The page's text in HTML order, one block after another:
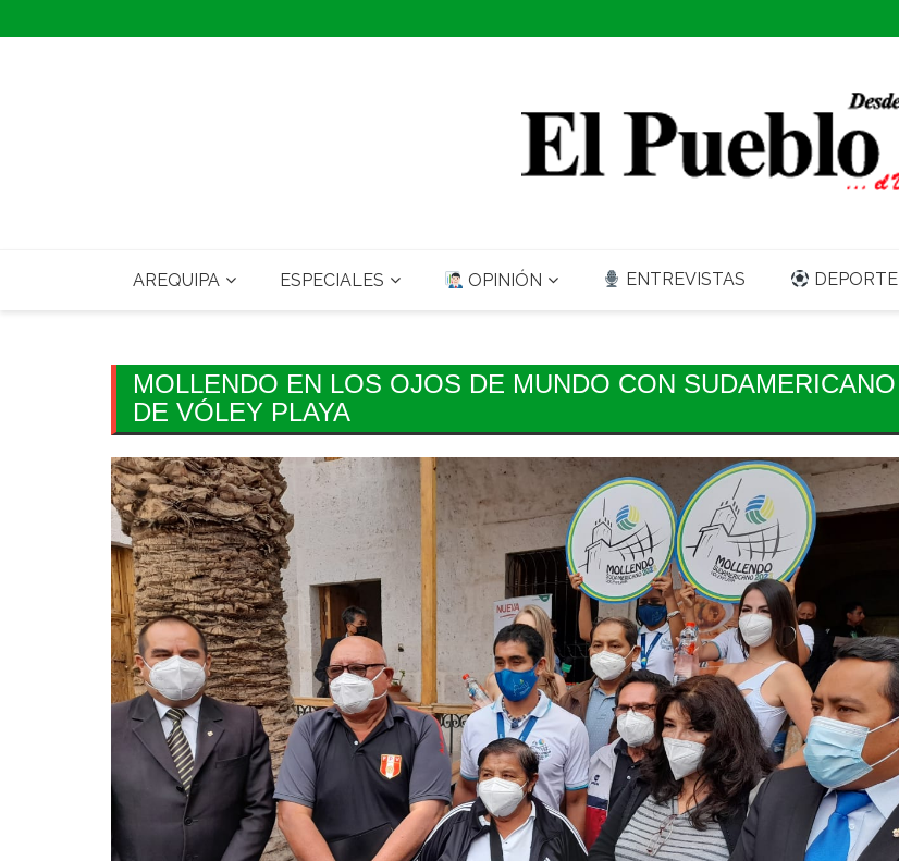
to
AREQUIPA ESPECIALES OPINIÓN ENTREVISTAS DEPORTE
MOLLENDO EN LOS OJOS DE MUNDO CON SUDAMERICANO
DE VÓLEY PLAYA